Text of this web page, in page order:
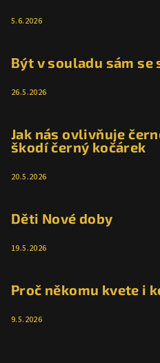
5.6.2026
Být v souladu sám se
26.5.2026
Jak nás ovlivňuje
škodí černý kočárek
20.5.2026
Děti Nové doby
19.5.2026
Proč někomu kvete i
9.5.2026